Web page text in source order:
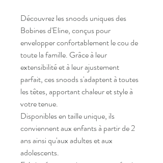
Découvrez les snoods uniques des
Bobines d'Eline, conçus pour
envelopper confortablement le cou de
toute la famille. Grâce à leur
extensibilité et à leur ajustement
parfait, ces snoods s'adaptent à toutes
les têtes, apportant chaleur et style à
votre tenue.
Disponibles en taille unique, ils
conviennent aux enfants à partir de 2
ans ainsi qu'aux adultes et aux
adolescents.